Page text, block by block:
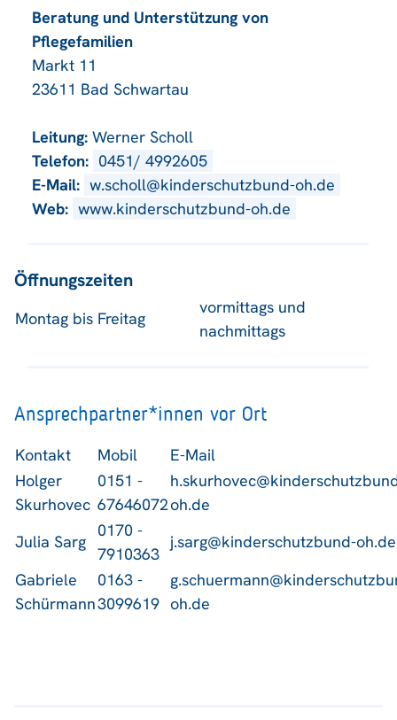
Beratung und Unterstützung von
Pflegefamilien
Markt 11
23611 Bad Schwartau
Leitung: Werner Scholl
Telefon: 0451/ 4992605
E-Mail: w.scholl@kinderschutzbund-oh.de
Web: www.kinderschutzbund-oh.de
Öffnungszeiten
Montag bis Freitag
vormittags und
nachmittags
Ansprechpartner*innen vor Ort
Kontakt
Mobil
E-Mail
Holger
Skurhovec
0151 -
67646072oh.de
Julia Sarg
0170 -
7910363
j.sarg@kinderschutzbund-oh.de
Gabriele
Schürmann
0163 -
3099619 oh.de